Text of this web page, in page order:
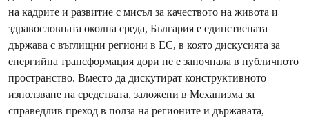
на кадрите и развитие с мисъл за качеството на живота и
здравословната околна среда, България е единствената
държава с въглищни региони в ЕС, в която дискусията за
енергийна трансформация дори не е започнала в публичното
пространство. Вместо да дискутират конструктивното
използване на средствата, заложени в Механизма за
справедлив преход в полза на регионите и държавата,